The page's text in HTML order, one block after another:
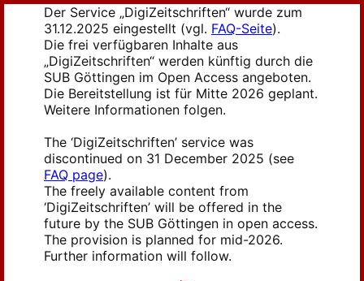
Der Service „DigiZeitschriften“ wurde zum
31.12.2025 eingestellt (vgl. FAQ-Seite).
Die frei verfügbaren Inhalte aus
„DigiZeitschriften“ werden künftig durch die
SUB Göttingen im Open Access angeboten.
Die Bereitstellung ist für Mitte 2026 geplant.
Weitere Informationen folgen.
The ‘DigiZeitschriften’ service was
discontinued on 31 December 2025 (see
FAQ page).
The freely available content from
‘DigiZeitschriften’ will be offered in the
future by the SUB Göttingen in open access.
The provision is planned for mid-2026.
Further information will follow.